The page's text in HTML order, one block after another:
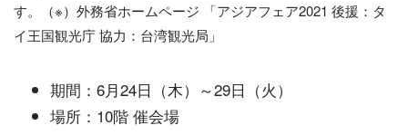
す。（※）外務省ホームページ 「アジアフェア2021 後援：タ
イ王国観光庁 協力：台湾観光局」
期間：6月24日（木）～29日（火）
場所：10階 催会場